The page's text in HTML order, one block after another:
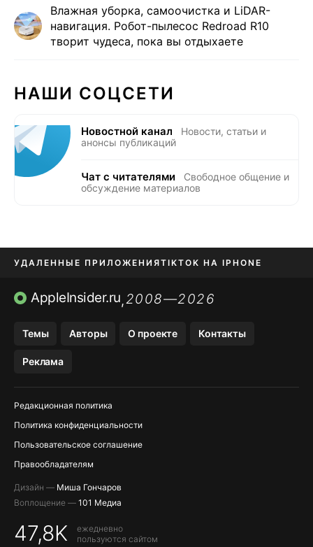
Влажная уборка, самоочистка и LiDAR-
навигация. Робот-пылесос Redroad R10
творит чудеса, пока вы отдыхаете
НАШИ СОЦСЕТИ
Новостной канал
Новости, статьи и
анонсы публикаций
Чат с читателями
Свободное общение и
обсуждение материалов
УДАЛЕННЫЕ ПРИЛОЖЕНИЯTIKTOK НА IPHONE
ПРИЛОЖЕНИЯ БЕЗ APP STORE
AppleInsider.ru,2008—2026
Темы Авторы О проекте Контакты
Реклама
Редакционная политика
Политика конфиденциальности
Пользовательское соглашение
Правообладателям
Дизайн — Миша Гончаров
Воплощение — 101 Медиа
47,8K
ежедневно
пользуются сайтом